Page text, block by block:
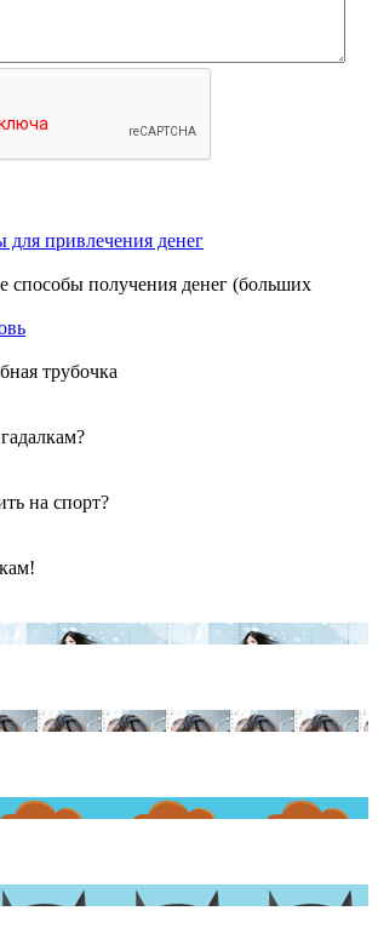
для привлечения денег
получения денег (больших
трубочка
на спорт?